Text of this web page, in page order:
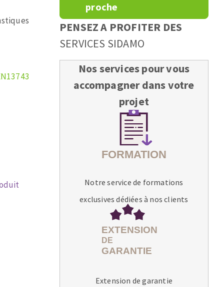
proche
PENSEZ A PROFITER DES
SERVICES SIDAMO
Nos services pour vous
accompagner dans votre
projet
Notre service de formations
exclusives dédiées à nos clients
Extension de garantie